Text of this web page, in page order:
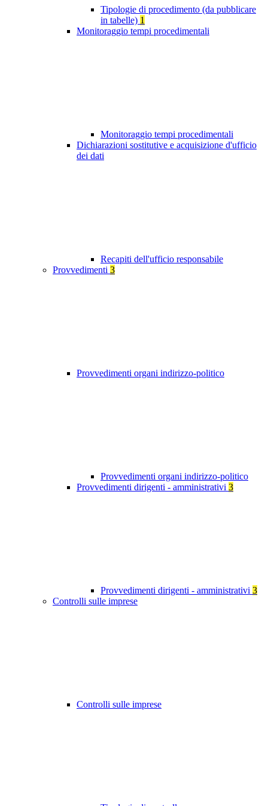
Tipologie di procedimento (da pubblicare
in tabelle) 1
Monitoraggio tempi procedimentali
Monitoraggio tempi procedimentali
Dichiarazioni sostitutive e acquisizione d'ufficio
dei dati
Recapiti dell'ufficio responsabile
Provvedimenti 3
Provvedimenti organi indirizzo-politico
Provvedimenti organi indirizzo-politico
Provvedimenti dirigenti - amministrativi 3
Provvedimenti dirigenti - amministrativi 3
Controlli sulle imprese
Controlli sulle imprese